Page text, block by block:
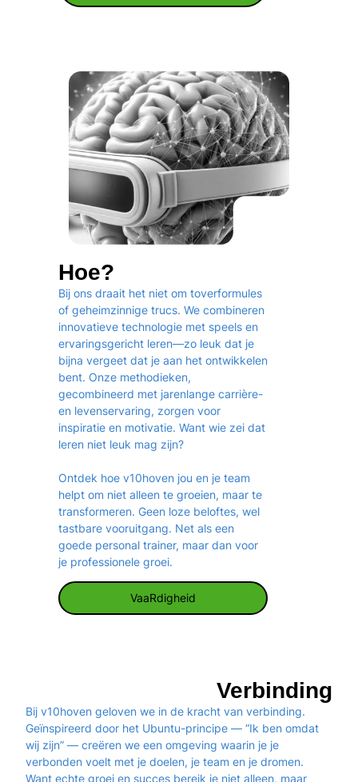
Hoe?
Bij ons draait het niet om toverformules
of geheimzinnige trucs. We combineren
innovatieve technologie met speels en
ervaringsgericht leren—zo leuk dat je
bijna vergeet dat je aan het ontwikkelen
bent. Onze methodieken,
gecombineerd met jarenlange carrière-
en levenservaring, zorgen voor
inspiratie en motivatie. Want wie zei dat
leren niet leuk mag zijn?
Ontdek hoe v10hoven jou en je team
helpt om niet alleen te groeien, maar te
transformeren. Geen loze beloftes, wel
tastbare vooruitgang. Net als een
goede personal trainer, maar dan voor
je professionele groei.
VaaRdigheid
Verbinding
Bij v10hoven geloven we in de kracht van verbinding.
Geïnspireerd door het Ubuntu-principe — “Ik ben omdat
wij zijn” — creëren we een omgeving waarin je je
verbonden voelt met je doelen, je team en je dromen.
Want echte groei en succes bereik je niet alleen, maar